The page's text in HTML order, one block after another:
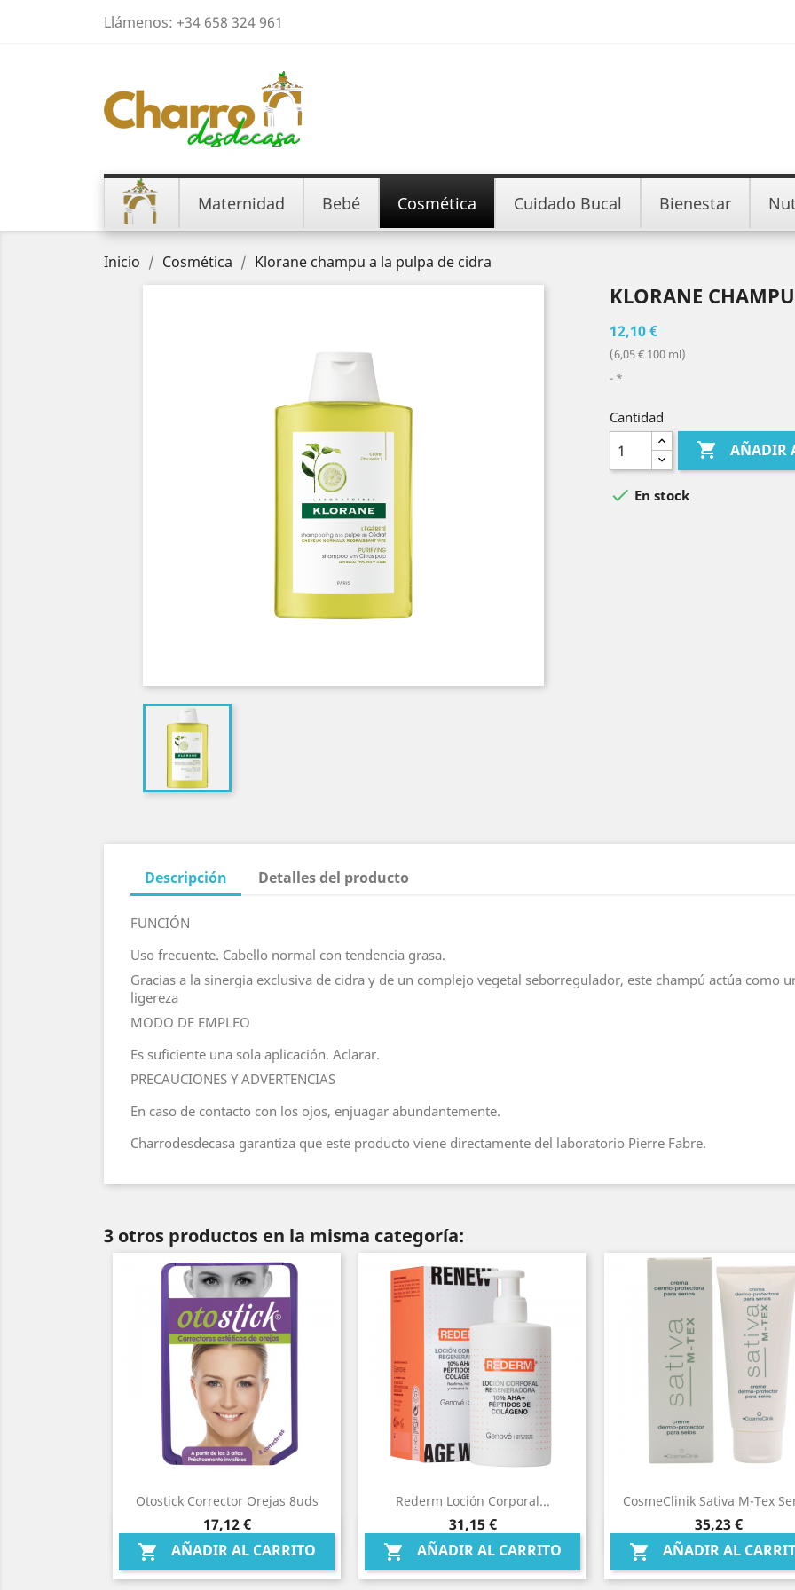
Llámenos: +34 658 324 961
Maternidad Bebé Cosmética Cuidado Bucal Bienestar
Inicio Cosmética Klorane champu a la pulpa de cidra
KLORANE
12,10 €
(6,05 € 100 ml)
*
Cantidad
 AÑADIR
 En stock
Descripción Detalles del producto
FUNCIÓN
Uso frecuente. Cabello normal con tendencia grasa.
Gracias a la sinergia exclusiva de cidra y de un complejo vegetal seborregulador, este champú actúa como
ligereza
MODO DE EMPLEO
Es suficiente una sola aplicación. Aclarar.
PRECAUCIONES Y ADVERTENCIAS
En caso de contacto con los ojos, enjuagar abundantemente.
Charrodesdecasa garantiza que este producto viene directamente del laboratorio Pierre Fabre.
3 otros productos en la misma categoría:
Otostick Corrector Orejas 8uds
Precio
17,12 €
 AÑADIR AL CARRITO
Vista rápida
Rederm Loción Corporal...
Precio
31,15 €
 AÑADIR AL CARRITO
Vista rápida
CosmeClinik Sativa M-Tex
Precio
35,23 €
 AÑADIR AL
Vista rápida